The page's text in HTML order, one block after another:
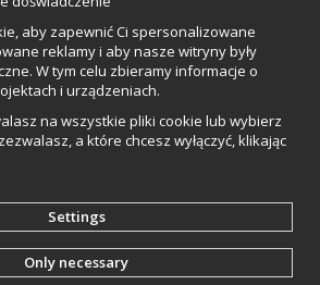
Lund, Szwecja
0453
aby zapewnić Ci spersonalizowane
reklamy i aby nasze witryny były
W tym celu zbieramy informacje o
i urządzeniach.
na wszystkie pliki cookie lub wybierz
a które chcesz wyłączyć, klikając
Settings
Only necessary